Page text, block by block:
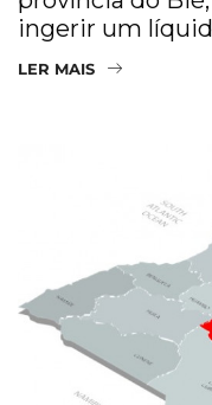
ingerir um
LER MAIS